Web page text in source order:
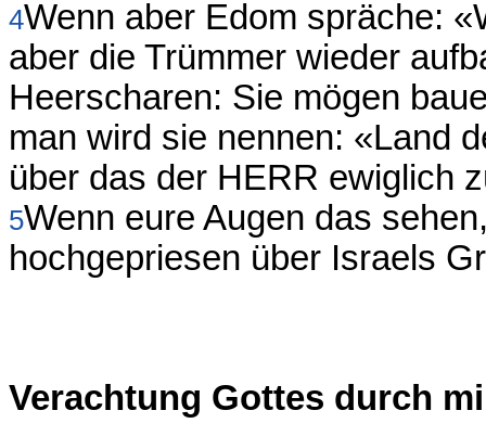
4Wenn aber Edom spräche:
aber die Trümmer wieder
Heerscharen: Sie mögen
man wird sie nennen: «Land
über das der HERR ewiglich
5Wenn eure Augen das
hochgepriesen über Israels
Verachtung Gottes durch